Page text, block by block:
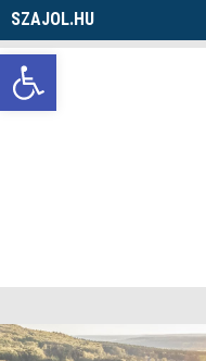
Eszköztár megnyitása
SZAJOL.HU